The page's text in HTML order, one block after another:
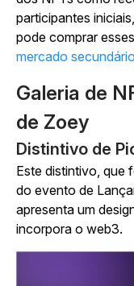
participantes
pode comprar
mercado
Galeria de
de Zoey
Distintivo de
Este distintivo, que
do evento de
apresenta um
incorpora o web3.